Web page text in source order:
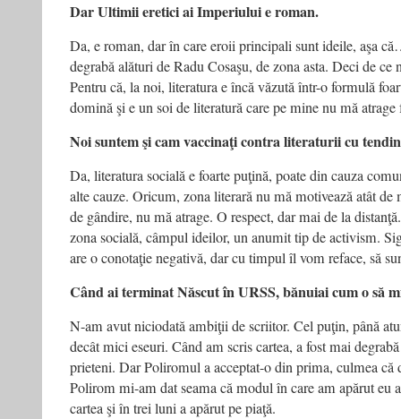
Dar Ultimii eretici ai Imperiului e roman.
Da, e roman, dar în care eroii principali sunt ideile, aşa
degrabă alături de Radu Cosaşu, de zona asta. Deci de ce
Pentru că, la noi, literatura e încă văzută într-o formulă
domină şi e un soi de literatură care pe mine nu mă
Noi suntem şi cam vaccinaţi contra literaturii cu
Da, literatura socială e foarte puţină, poate din cauza
alte cauze. Oricum, zona literară nu mă motivează atât
de gândire, nu mă atrage. O respect, dar mai de la
zona socială, câmpul ideilor, un anumit tip de activism.
are o conotaţie negativă, dar cu timpul îl vom reface, să
Când ai terminat Născut în URSS, bănuiai cum o să
N-am avut niciodată ambiţii de scriitor. Cel puţin, până
decât mici eseuri. Când am scris cartea, a fost mai
prieteni. Dar Poliromul a acceptat-o din prima, culmea că
Polirom mi-am dat seama că modul în care am apărut eu
cartea şi în trei luni a apărut pe piaţă.